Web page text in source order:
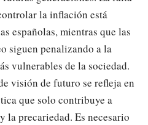
la inflación está
españolas, mientras que las
siguen penalizando a la
vulnerables de la sociedad.
visión de futuro se refleja en
que solo contribuye a
la precariedad. Es necesario